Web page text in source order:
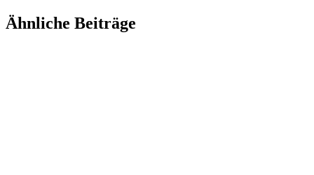
Ähnliche Beiträge